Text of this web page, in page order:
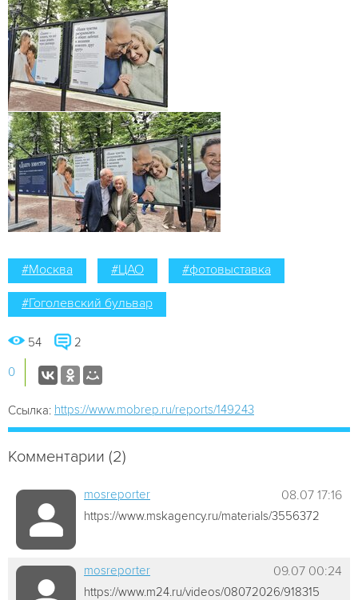
#Москва #ЦАО #фотовыставка
#Гоголевский бульвар
54 2
0
Ссылка: https://www.mobrep.ru/reports/149243
Комментарии (2)
mosreporter 08.07 17:16
https://www.mskagency.ru/materials/3556372
mosreporter 09.07 00:24
https://www.m24.ru/videos/08072026/918315